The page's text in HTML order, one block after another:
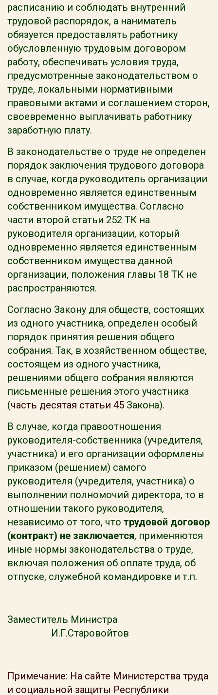
расписанию и соблюдать внутренний
трудовой распорядок, а наниматель
обязуется предоставлять работнику
обусловленную трудовым договором
работу, обеспечивать условия труда,
предусмотренные законодательством о
труде, локальными нормативными
правовыми актами и соглашением сторон,
своевременно выплачивать работнику
заработную плату.
В законодательстве о труде не определен
порядок заключения трудового договора
в случае, когда руководитель организации
одновременно является единственным
собственником имущества. Согласно
части второй статьи 252 ТК на
руководителя организации, который
одновременно является единственным
собственником имущества данной
организации, положения главы 18 ТК не
распространяются.
Согласно Закону для обществ, состоящих
из одного участника, определен особый
порядок принятия решения общего
собрания. Так, в хозяйственном обществе,
состоящем из одного участника,
решениями общего собрания являются
письменные решения этого участника
(часть десятая статьи 45 Закона).
В случае, когда правоотношения
руководителя-собственника (учредителя,
участника) и его организации оформлены
приказом (решением) самого
руководителя (учредителя, участника) о
выполнении полномочий директора, то в
отношении такого руководителя,
независимо от того, что трудовой договор
(контракт) не заключается, применяются
иные нормы законодательства о труде,
включая положения об оплате труда, об
отпуске, служебной командировке и т.п.
Заместитель Министра
И.Г.Старовойтов
Примечание: На сайте Министерства труда
и социальной защиты Республики